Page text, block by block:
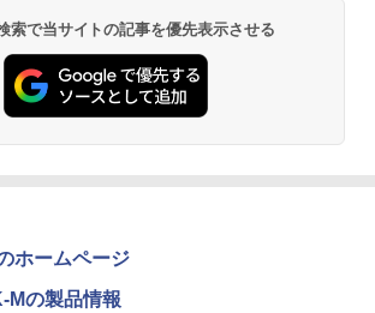
索で当サイトの記事を優先表示させる
ホームページ
Mの製品情報